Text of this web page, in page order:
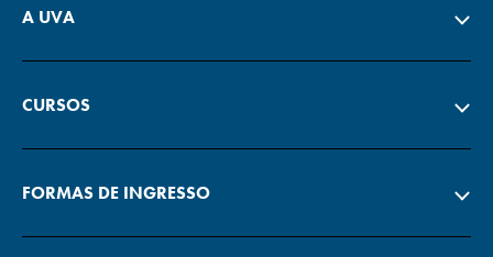
A UVA
CURSOS
FORMAS DE INGRESSO